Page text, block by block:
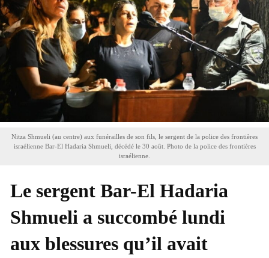
Nitza Shmueli (au centre) aux funérailles de son fils, le sergent de la police des frontières
israélienne Bar-El Hadaria Shmueli, décédé le 30 août. Photo de la police des frontières
israélienne.
Le sergent Bar-El Hadaria
Shmueli a succombé lundi
aux blessures qu’il avait